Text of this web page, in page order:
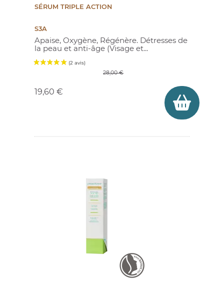
SÉRUM TRIPLE ACTION
S3A
Apaise, Oxygène, Régénère. Détresses de
la peau et anti-âge (Visage et...
Prix de base
19,60 €
28,00 €